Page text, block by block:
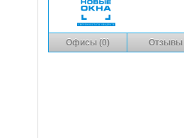
Офисы (0) Отзывы